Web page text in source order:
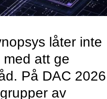
låter inte
med att ge
På DAC 2026
av